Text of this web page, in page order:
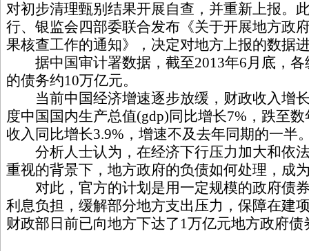
对初步清理甄别结果开展自查，并重新上报。
行、银监会四部委联合发布《关于开展地方政
果核查工作的通知》，决定对地方上报的数据
据中国审计署数据，截至2013年6月底，各
的债务约10万亿元。
当前中国经济增速逐步放缓，财政收入增长
度中国国内生产总值(gdp)同比增长7%，跌至
收入同比增长3.9%，增速不及去年同期的一半
分析人士认为，在经济下行压力加大和依
重视的背景下，地方政府的负债如何处理，成
对此，官方的计划是用一定规模的政府债
利息负担，缓解部分地方支出压力，保障在建
财政部日前已向地方下达了1万亿元地方政府